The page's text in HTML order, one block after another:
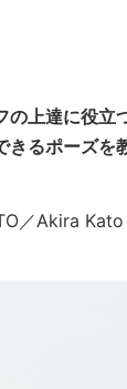
の上達に役
るポーズを
／Akira